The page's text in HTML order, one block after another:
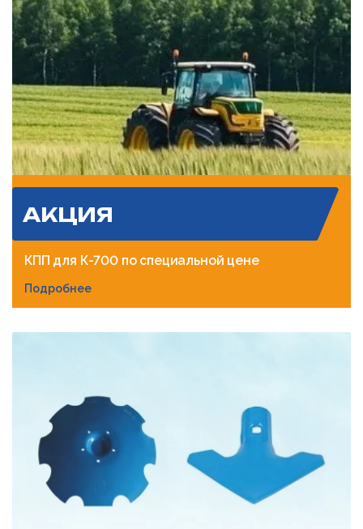
АКЦИЯ
КПП для К-700 по специальной цене
Подробнее